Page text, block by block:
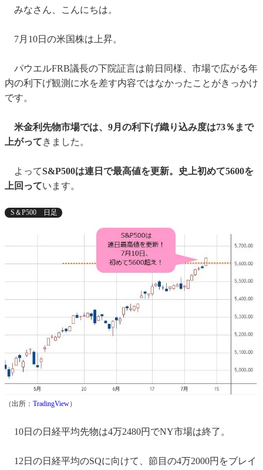
みなさん、こんにちは。
7月10日の米国株は上昇。
パウエルFRB議長の下院証言は前日同様、市場で広がる年
内の利下げ観測に水を差す内容ではなかったことがきっかけ
です。
米金利先物市場では、9月の利下げ織り込み度は73％まで
上がってきました。
よってS&P500は連日で最高値を更新。史上初めて5600を
上回っています。
S＆P500 日足
（出所： TradingView）
10日の日経平均先物は4万2480円でNY市場は終了。
12日の日経平均のSQに向けて、節目の4万2000円をブレイ